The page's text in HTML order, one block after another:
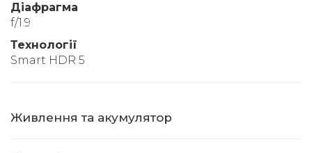
Діафрагма
f/1.9
Технології
Smart HDR 5
Живлення та акумулятор